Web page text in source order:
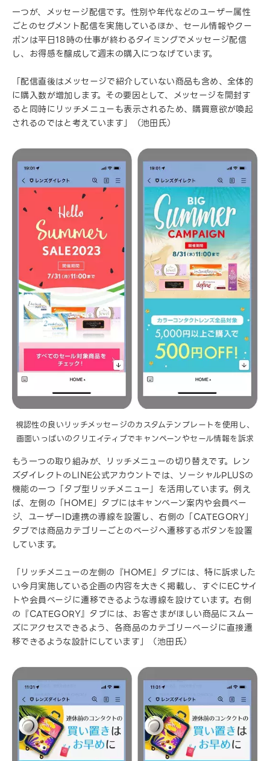
一つが、メッセージ配信です。性別や年代などのユーザー属性
ごとのセグメント配信を実施しているほか、セール情報やクー
ポンは平日18時の仕事が終わるタイミングでメッセージ配信
し、お得感を醸成して週末の購入につなげています。
「配信直後はメッセージで紹介していない商品も含め、全体的
に購入数が増加します。その要因として、メッセージを開封す
ると同時にリッチメニューも表示されるため、購買意欲が喚起
されるのではと考えています」（池田氏）
視認性の良いリッチメッセージのカスタムテンプレートを使用し、
画面いっぱいのクリエイティブでキャンペーンやセール情報を訴求
もう一つの取り組みが、リッチメニューの切り替えです。レン
ズダイレクトのLINE公式アカウントでは、ソーシャルPLUSの
機能の一つ「タブ型リッチメニュー」を活用しています。例え
ば、左側の「HOME」タブにはキャンペーン案内や会員ペー
ジ、ユーザーID連携の導線を設置し、右側の「CATEGORY」
タブでは商品カテゴリーごとのページへ遷移するボタンを設置
しています。
「リッチメニューの左側の『HOME』タブには、特に訴求した
い今月実施している企画の内容を大きく掲載し、すぐにECサイ
トや会員ページに遷移できるような導線を設けています。右側
の『CATEGORY』タブには、お客さまがほしい商品にスムー
ズにアクセスできるよう、各商品のカテゴリーページに直接遷
移できるような設計にしています」（池田氏）